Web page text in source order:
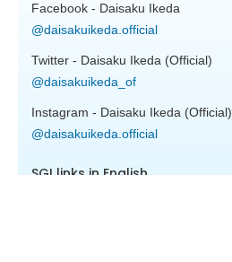
Facebook - Daisaku Ikeda
@daisakuikeda.official
Twitter - Daisaku Ikeda (Official)
@daisakuikeda_of
Instagram - Daisaku Ikeda (Official)
@daisakuikeda.official
SGI links in English